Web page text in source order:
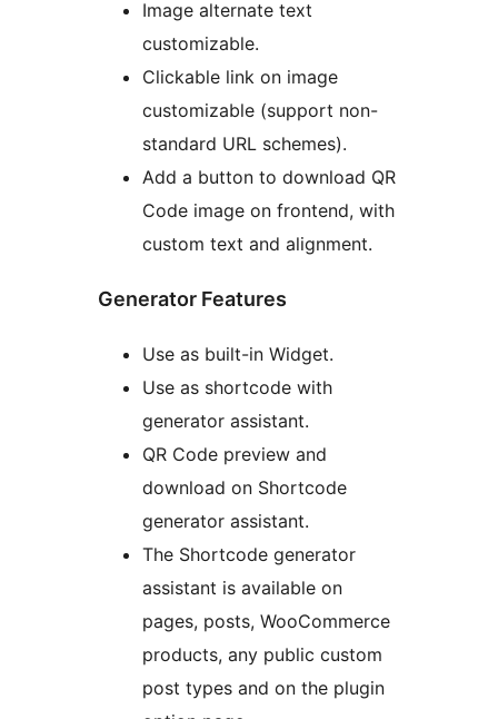
Image alternate text
customizable.
Clickable link on image
customizable (support non-
standard URL schemes).
Add a button to download QR
Code image on frontend, with
custom text and alignment.
Generator Features
Use as built-in Widget.
Use as shortcode with
generator assistant.
QR Code preview and
download on Shortcode
generator assistant.
The Shortcode generator
assistant is available on
pages, posts, WooCommerce
products, any public custom
post types and on the plugin